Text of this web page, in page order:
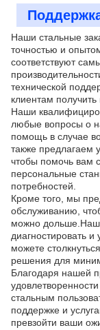
Наши стальные
точностью и
соответствуют
технической
клиентам
Наши
любые вопросы о
помощь в случае
также предлагаем
чтобы помочь вам
персональные
потребностей.
Кроме того, мы
обслуживанию,
можно
диагностировать
можете
решения для
Благодаря нашей
стальным
поддержке и
превзойти ваши